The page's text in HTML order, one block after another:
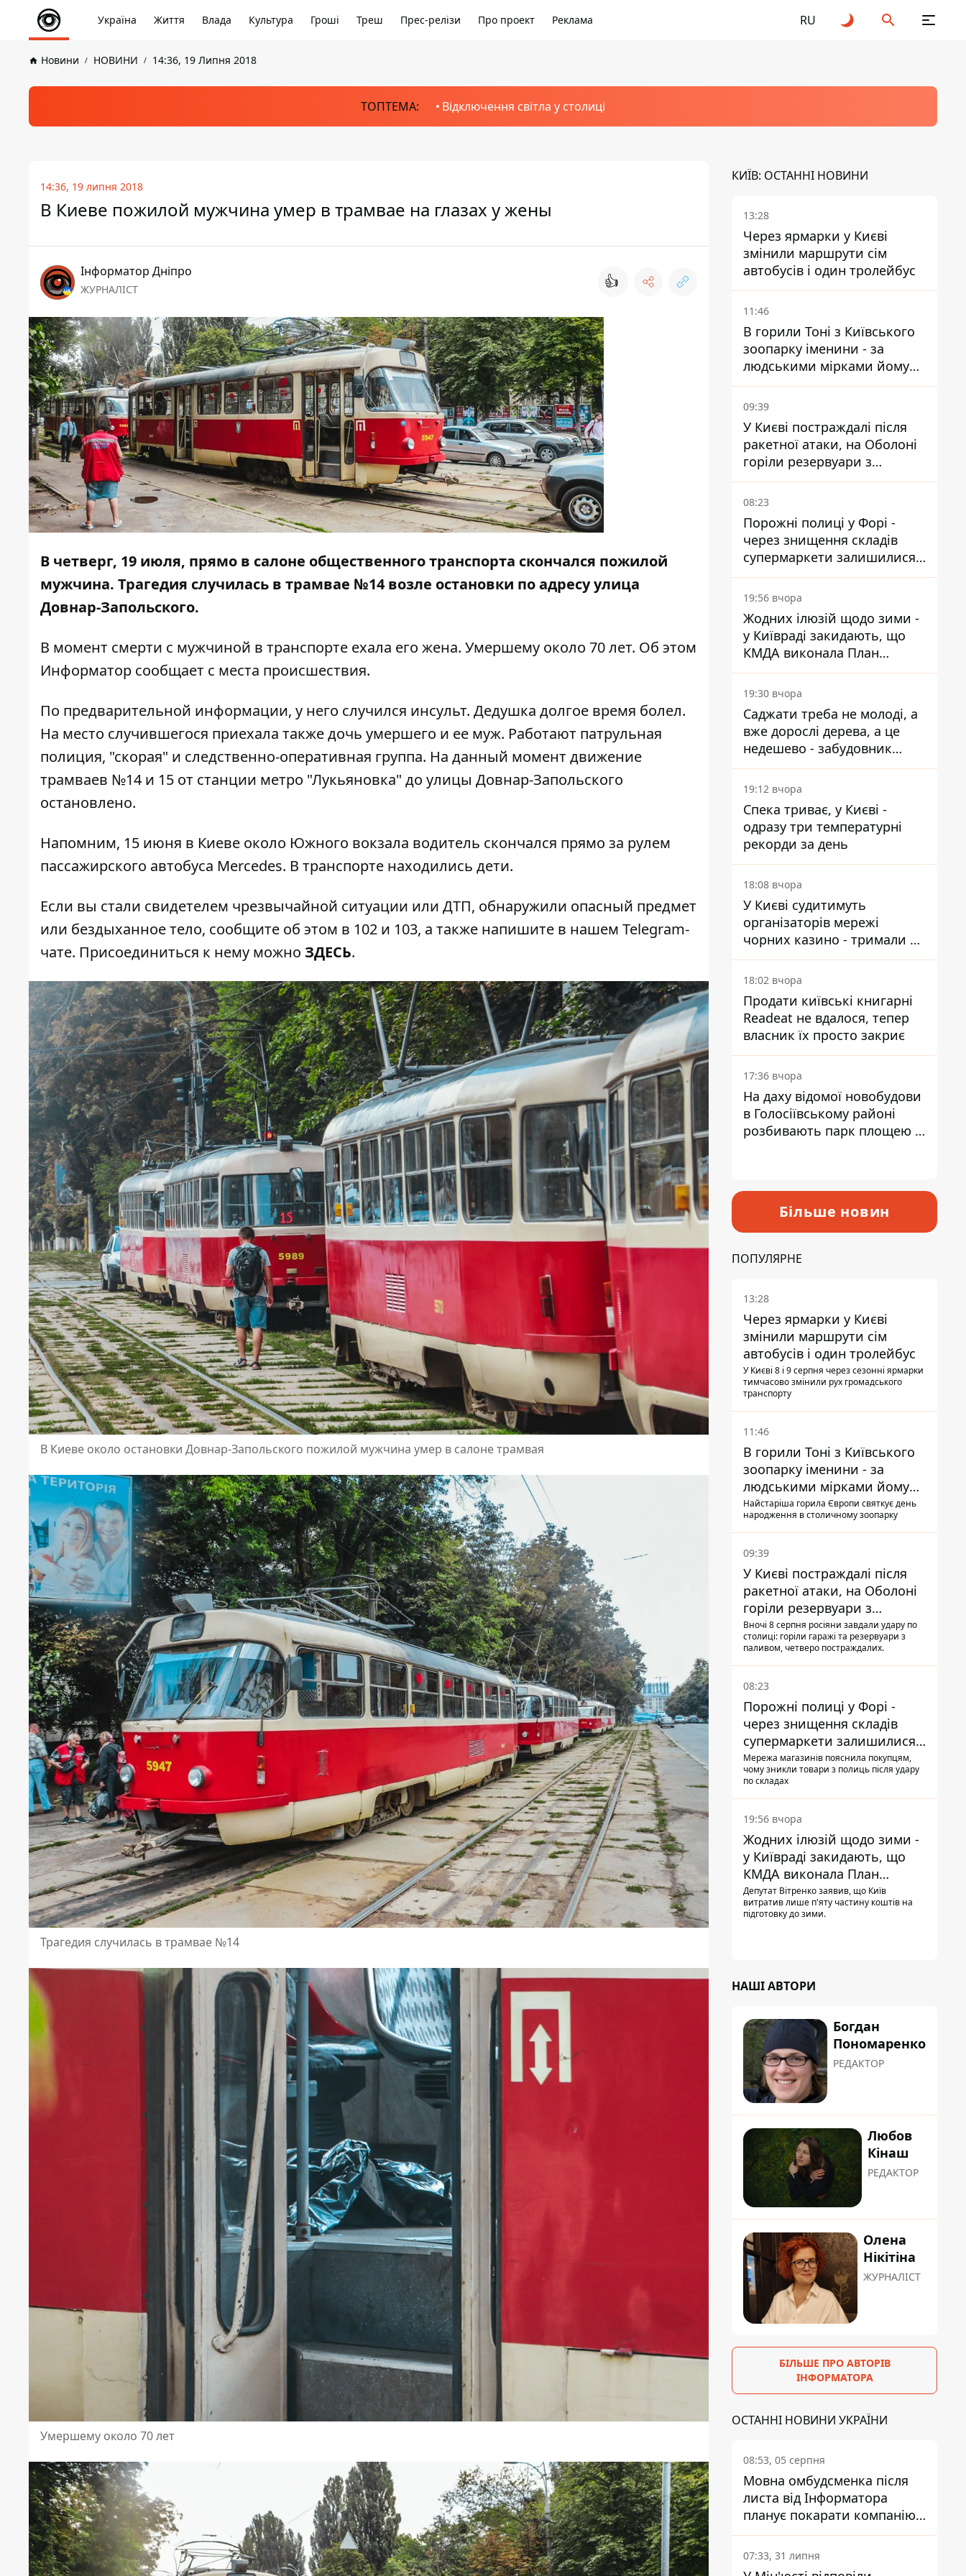
Україна Життя Влада Культура Гроші Треш Прес-релізи Про проект Реклама RU
Новини НОВИНИ 14:36, 19 Липня 2018
ТОПТЕМА: Відключення світла у столиці
14:36, 19 липня 2018
В Киеве пожилой мужчина умер в трамвае на глазах у жены
Інформатор Дніпро
ЖУРНАЛІСТ 👍
В четверг, 19 июля, прямо в салоне общественного транспорта скончался пожилой
мужчина. Трагедия случилась в трамвае №14 возле остановки по адресу улица
Довнар-Запольского.
В момент смерти с мужчиной в транспорте ехала его жена. Умершему около 70 лет. Об этом
Информатор сообщает с места происшествия.
По предварительной информации, у него случился инсульт. Дедушка долгое время болел.
На место случившегося приехала также дочь умершего и ее муж. Работают патрульная
полиция, "скорая" и следственно-оперативная группа. На данный момент движение
трамваев №14 и 15 от станции метро "Лукьяновка" до улицы Довнар-Запольского
остановлено.
Напомним, 15 июня в Киеве около Южного вокзала водитель скончался прямо за рулем
пассажирского автобуса Mercedes. В транспорте находились дети.
Если вы стали свидетелем чрезвычайной ситуации или ДТП, обнаружили опасный предмет
или бездыханное тело, сообщите об этом в 102 и 103, а также напишите в нашем Telegram-
чате. Присоединиться к нему можно ЗДЕСЬ.
В Киеве около остановки Довнар-Запольского пожилой мужчина умер в салоне трамвая
Трагедия случилась в трамвае №14
Умершему около 70 лет
КИЇВ: ОСТАННІ НОВИНИ
13:28
Через ярмарки у Києві
змінили маршрути сім
автобусів і один тролейбус
11:46
В горили Тоні з Київського
зоопарку іменини - за
людськими мірками йому
вже понад 90 років
09:39
У Києві постраждалі після
ракетної атаки, на Оболоні
горіли резервуари з
паливом
08:23
Порожні полиці у Форі -
через знищення складів
супермаркети залишилися
без асортименту
19:56 вчора
Жодних ілюзій щодо зими -
у Київраді закидають, що
КМДА виконала План
стійкості на 20%
19:30 вчора
Саджати треба не молоді, а
вже дорослі дерева, а це
недешево - забудовник
Ніконов
19:12 вчора
Спека триває, у Києві -
одразу три температурні
рекорди за день
18:08 вчора
У Києві судитимуть
організаторів мережі
чорних казино - тримали 39
закладів
18:02 вчора
Продати київські книгарні
Readeat не вдалося, тепер
власник їх просто закриє
17:36 вчора
На даху відомої новобудови
в Голосіївському районі
розбивають парк площею в
Більше новин
ПОПУЛЯРНЕ
13:28
Через ярмарки у Києві
змінили маршрути сім
автобусів і один тролейбус
У Києві 8 і 9 серпня через сезонні ярмарки
тимчасово змінили рух громадського
транспорту
11:46
В горили Тоні з Київського
зоопарку іменини - за
людськими мірками йому
вже понад 90 років
Найстаріша горила Європи святкує день
народження в столичному зоопарку
09:39
У Києві постраждалі після
ракетної атаки, на Оболоні
горіли резервуари з
паливом
Вночі 8 серпня росіяни завдали удару по
столиці: горіли гаражі та резервуари з
паливом, четверо постраждалих.
08:23
Порожні полиці у Форі -
через знищення складів
супермаркети залишилися
без асортименту
Мережа магазинів пояснила покупцям,
чому зникли товари з полиць після удару
по складах
19:56 вчора
Жодних ілюзій щодо зими -
у Київраді закидають, що
КМДА виконала План
стійкості на 20%
Депутат Вітренко заявив, що Київ
витратив лише п'яту частину коштів на
підготовку до зими.
НАШІ АВТОРИ
Богдан
Пономаренко
РЕДАКТОР
Любов
Кінаш
РЕДАКТОР
Олена
Нікітіна
ЖУРНАЛІСТ
БІЛЬШЕ ПРО АВТОРІВ
ІНФОРМАТОРА
ОСТАННІ НОВИНИ УКРАЇНИ
08:53, 05 серпня
Мовна омбудсменка після
листа від Інформатора
планує покарати компанію-
підрядника ПриватБанку
07:33, 31 липня